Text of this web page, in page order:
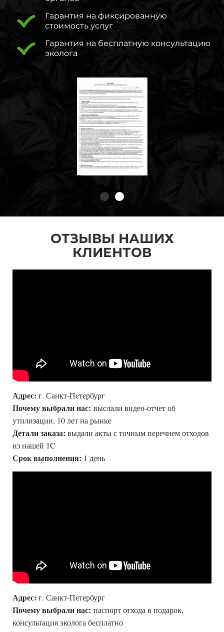
Гарантия на фиксированную
стоимость услуг
Гарантия на бесплатную консультацию
эколога
ОТЗЫВЫ НАШИХ
КЛИЕНТОВ
Адрес: г. Санкт-Петербург
Почему выбрали нас: выслали видео-отчет об
утилизации, 10 лет на рынке
Детали заказа: выдали акты с точным перечнем отходов
из нашей 1C
Срок выполнения: 1 день
Адрес: г. Санкт-Петербург
Почему выбрали нас: паспорт отхода в подарок,
консультация эколога бесплатно